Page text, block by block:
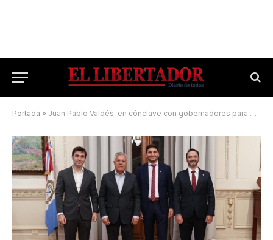
Portada » Juan Pablo Valdés, en cónclave con gobernadores para planificar un “interior productivo”